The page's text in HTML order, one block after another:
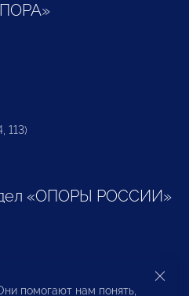
113)
«ОПОРЫ РОССИИ»
предпринимателей и
помогают нам понять,